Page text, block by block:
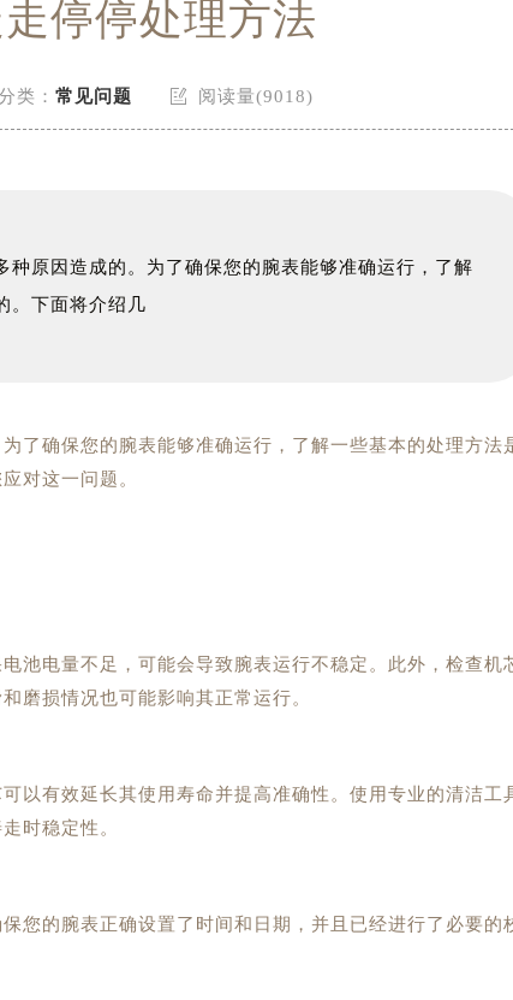
停停处理方法
类： 常见问题  阅读量(9018)
种原因造成的。为了确保您的腕表能够准确运行，了解
。下面将介绍几
确保您的腕表能够准确运行，了解一些基本的处理方法
对这一问题。
电量不足，可能会导致腕表运行不稳定。此外，检查机
磨损情况也可能影响其正常运行。
有效延长其使用寿命并提高准确性。使用专业的清洁工
时稳定性。
的腕表正确设置了时间和日期，并且已经进行了必要的